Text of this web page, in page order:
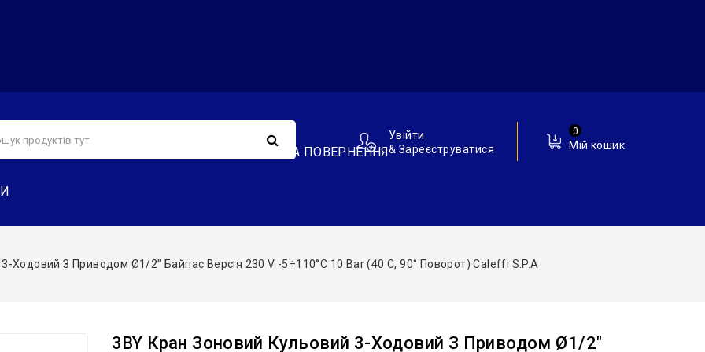
ОБМІН ТА ПОВЕРНЕННЯ Мій кошик
0
Увійти
& Зареєструватися
Ходовий З Приводом Ø1/2″ Байпас Версія 230 V -5÷110°C 10 Bar (40 C, 90° Поворот) Caleffi S.p.a
3BY Кран Зоновий Кульовий 3-Ходовий З Приводом Ø1/2″